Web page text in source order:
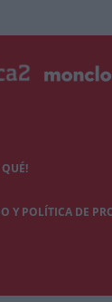
Y POLÍTICA DE